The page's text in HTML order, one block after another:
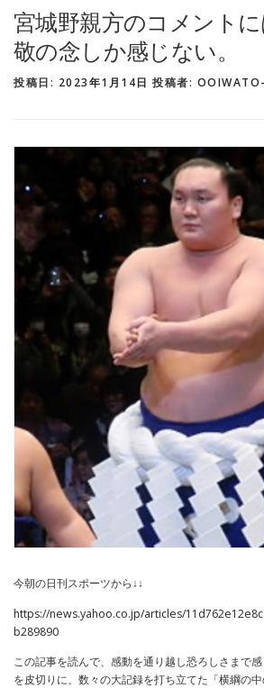
宮城野親方のコメント
敬の念しか感じない。
投稿日: 2023年1月14日 投稿者:
今朝の日刊スポーツから↓↓
https://news.yahoo.co.jp/articles/
b289890
この記事を読んで、感動を通り越し恐ろしさまで
を皮切りに、数々の大記録を打ち立てた「横綱の中